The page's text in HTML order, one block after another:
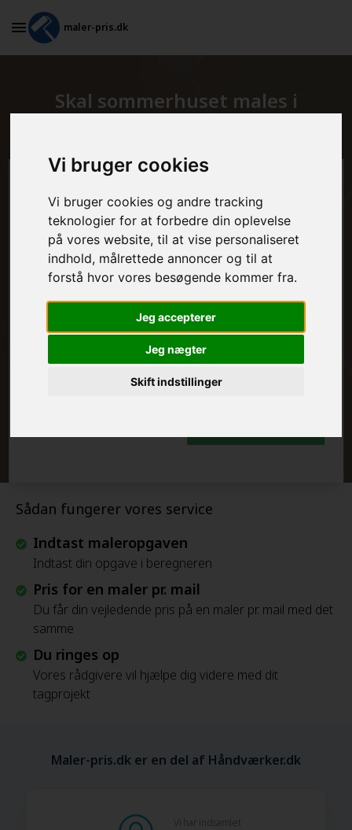
Vi bruger cookies
Vi bruger cookies og andre tracking
teknologier for at forbedre din oplevelse
på vores website, til at vise personaliseret
indhold, målrettede annoncer og til at
forstå hvor vores besøgende kommer fra.
Jeg accepterer
Jeg nægter
Skift indstillinger
maler-pris.dk
Skal sommerhuset males i
Sådan fungerer vores service
Indtast maleropgaven
Indtast din opgave i beregneren
Pris for en maler pr. mail
Du får din vejledende pris på en maler pr. mail med det
samme
Du ringes op
Vores rådgivere vil hjælpe dig videre med dit
tagprojekt
MALEROPGAVER - INDVENDIGT:
FRAFLYTNINGSPAKKE:
Maler-pris.dk er en del af Håndværker.dk
Vi har indsamlet